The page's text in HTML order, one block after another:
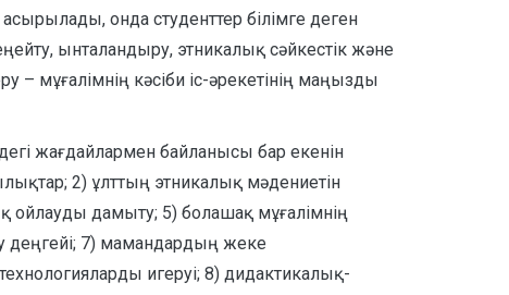
онда студенттер білімге деген
ынталандыру, этникалық сәйкестік және
мұғалімнің кәсіби іс-әрекетінің маңызды
жағдайлармен байланысы бар екенін
2) ұлттың этникалық мәдениетін
ойлауды дамыту; 5) болашақ мұғалімнің
деңгейі; 7) мамандардың жеке
игеруі; 8) дидактикалық-